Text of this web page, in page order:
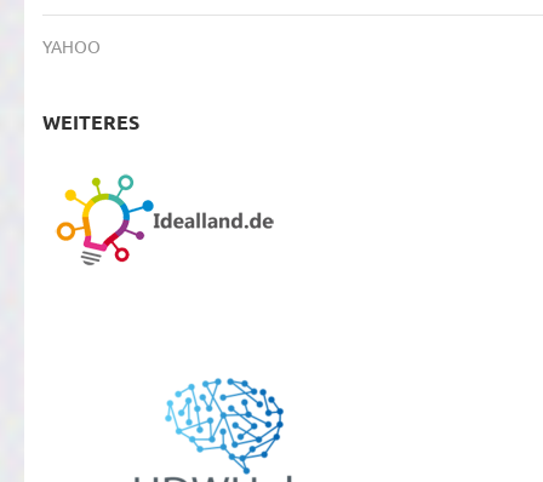
YAHOO
WEITERES